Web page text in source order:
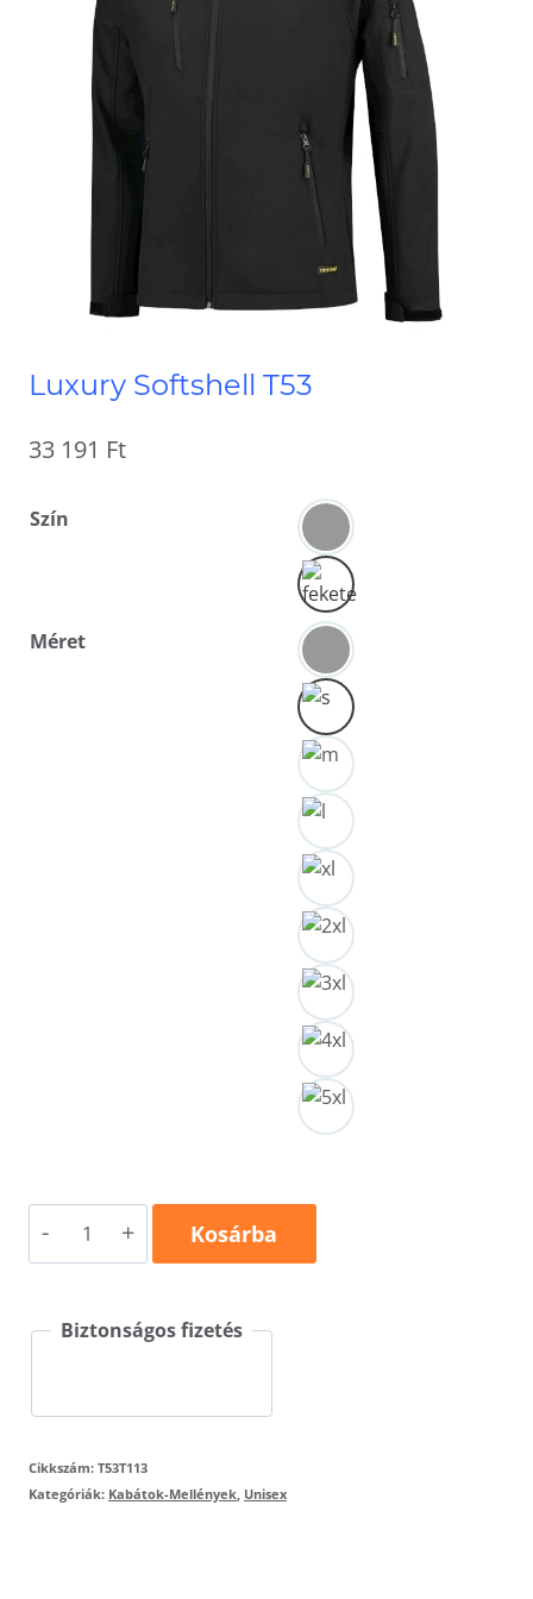
Luxury Softshell T53
33 191 Ft
Szín
Méret
Luxury
Softshell
mennyiség
Kosárba
Biztonságos fizetés
Cikkszám: T53T113
Kategóriák: Kabátok-Mellények, Unisex